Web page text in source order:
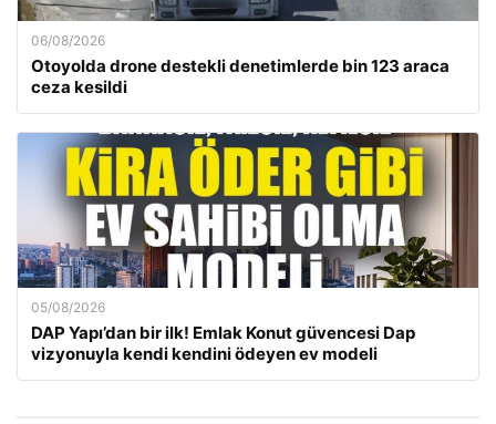
06/08/2026
Otoyolda drone destekli denetimlerde bin 123 araca
ceza kesildi
05/08/2026
DAP Yapı’dan bir ilk! Emlak Konut güvencesi Dap
vizyonuyla kendi kendini ödeyen ev modeli